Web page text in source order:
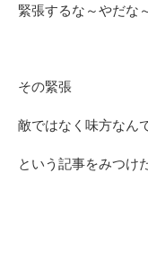
緊張するな～やだな
その緊張
敵ではなく味方なん
という記事をみつけ